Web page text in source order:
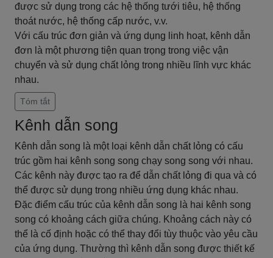
được sử dụng trong các hệ thống tưới tiêu, hệ thống
thoát nước, hệ thống cấp nước, v.v.
Với cấu trúc đơn giản và ứng dụng linh hoạt, kênh dẫn
đơn là một phương tiện quan trọng trong việc vận
chuyển và sử dụng chất lỏng trong nhiều lĩnh vực khác
nhau.
Tóm tắt
Kênh dẫn song
Kênh dẫn song là một loại kênh dẫn chất lỏng có cấu
trúc gồm hai kênh song song chạy song song với nhau.
Các kênh này được tạo ra để dẫn chất lỏng đi qua và có
thể được sử dụng trong nhiều ứng dụng khác nhau.
Đặc điểm cấu trúc của kênh dẫn song là hai kênh song
song có khoảng cách giữa chúng. Khoảng cách này có
thể là cố định hoặc có thể thay đổi tùy thuộc vào yêu cầu
của ứng dụng. Thường thì kênh dẫn song được thiết kế